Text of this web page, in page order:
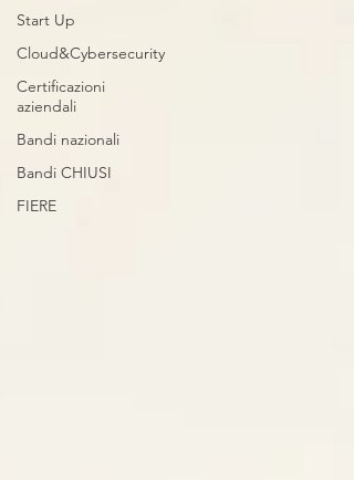
Start Up
Cloud&Cybersecurity
Certificazioni
aziendali
Bandi nazionali
Bandi CHIUSI
FIERE